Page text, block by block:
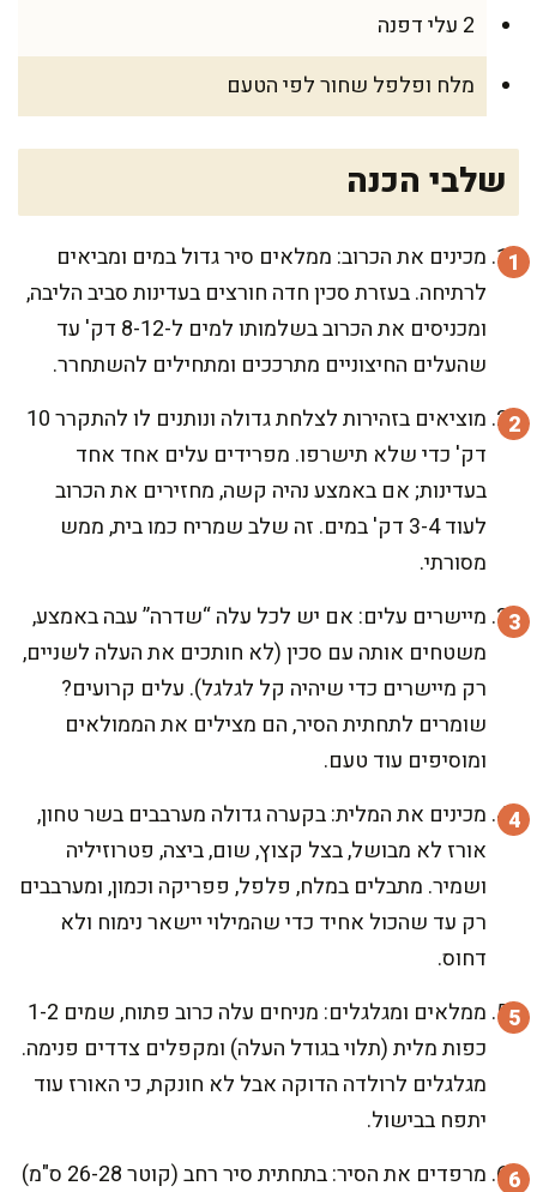
2 עלי דפנה
מלח ופלפל שחור לפי הטעם
שלבי הכנה
מכינים את הכרוב: ממלאים סיר גדול במים ומביאים
לרתיחה. בעזרת סכין חדה חורצים בעדינות סביב הליבה,
ומכניסים את הכרוב בשלמותו למים ל-8-12 דק' עד
שהעלים החיצוניים מתרככים ומתחילים להשתחרר.
מוציאים בזהירות לצלחת גדולה ונותנים לו להתקרר 10
דק' כדי שלא תישרפו. מפרידים עלים אחד אחד
בעדינות; אם באמצע נהיה קשה, מחזירים את הכרוב
לעוד 3-4 דק' במים. זה שלב שמריח כמו בית, ממש
מסורתי.
מיישרים עלים: אם יש לכל עלה “שדרה” עבה באמצע,
משטחים אותה עם סכין (לא חותכים את העלה לשניים,
רק מיישרים כדי שיהיה קל לגלגל). עלים קרועים?
שומרים לתחתית הסיר, הם מצילים את הממולאים
ומוסיפים עוד טעם.
מכינים את המלית: בקערה גדולה מערבבים בשר טחון,
אורז לא מבושל, בצל קצוץ, שום, ביצה, פטרוזיליה
ושמיר. מתבלים במלח, פלפל, פפריקה וכמון, ומערבבים
רק עד שהכול אחיד כדי שהמילוי יישאר נימוח ולא
דחוס.
ממלאים ומגלגלים: מניחים עלה כרוב פתוח, שמים 1-2
כפות מלית (תלוי בגודל העלה) ומקפלים צדדים פנימה.
מגלגלים לרולדה הדוקה אבל לא חונקת, כי האורז עוד
יתפח בבישול.
מרפדים את הסיר: בתחתית סיר רחב (קוטר 26-28 ס"מ)